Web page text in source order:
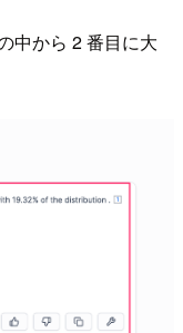
中から 2 番目に大